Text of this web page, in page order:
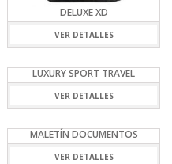
DELUXE XD
VER DETALLES
LUXURY SPORT TRAVEL
VER DETALLES
MALETÍN DOCUMENTOS
VER DETALLES